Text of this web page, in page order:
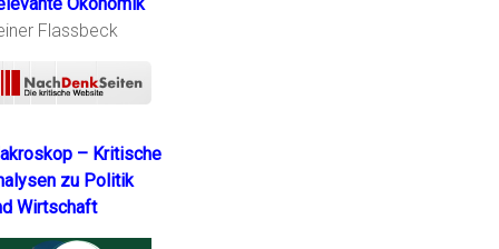
Flassbeck
– Kritische
zu Politik
Wirtschaft